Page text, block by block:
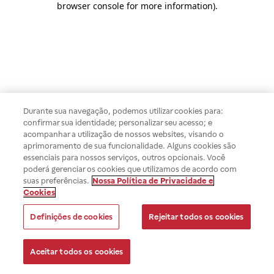
browser console for more information).
Durante sua navegação, podemos utilizar cookies para:
confirmar sua identidade; personalizar seu acesso; e
acompanhar a utilização de nossos websites, visando o
aprimoramento de sua funcionalidade. Alguns cookies são
essenciais para nossos serviços, outros opcionais. Você
poderá gerenciar os cookies que utilizamos de acordo com
suas preferências. Nossa Política de Privacidade e
Cookies
Definições de cookies Rejeitar todos os cookies
Aceitar todos os cookies